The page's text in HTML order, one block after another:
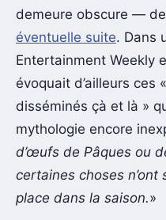
demeure obscure —
éventuelle suite. Dans
Entertainment Weekly
évoquait d’ailleurs ces
disséminés çà et là »
mythologie encore
d’œufs de Pâques ou
certaines choses
place dans la saison.»